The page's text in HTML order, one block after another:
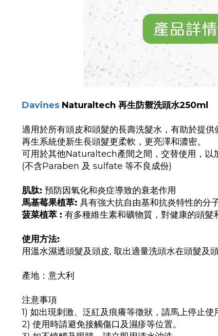
Davines Naturaltech 再生防禦洗頭水250ml
適用於所有頭皮和頭髮的長壽洗髮水，有助於提
再生系統使新生長頭髮更柔軟，更亮澤和濃密。
可用於其他Naturaltech產間之間，交替使用，以
(不含Paraben 及 sulfate 等不良成份)
肌肽: 預防因氧化和炎症導致的衰老作用
馬基莓果植萃: 具有強大抗自由基和抗炎特性的分
菠菜植萃 : 有多種維生素和礦物質，對健康的頭髮
使用方法:
用溫水濕透頭髮及頭皮, 取出適量洗頭水在頭髮及
產地：意大利
注意事項
1) 如出現刺激、泛紅及痕癢等徵狀，請馬上停止
2) 使用時請避免接觸傷口及濕疹等位置。